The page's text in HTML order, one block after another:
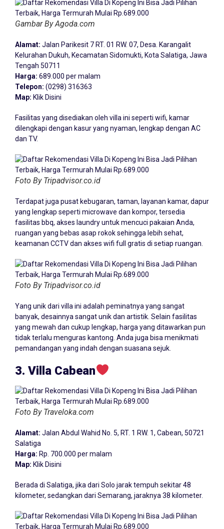
Gambar By Agoda.com
Alamat: Jalan Parikesit 7 RT. 01 RW. 07, Desa. Karangalit
Kelurahan Dukuh, Kecamatan Sidomukti, Kota Salatiga, Jawa
Tengah 50711
Harga: 689.000 per malam
Telepon: (0298) 316363
Map: Klik Disini
Fasilitas yang disediakan oleh villa ini seperti wifi, kamar
dilengkapi dengan kasur yang nyaman, lengkap dengan AC
dan TV.
Foto By Tripadvisor.co.id
Terdapat juga pusat kebugaran, taman, layanan kamar, dapur
yang lengkap seperti microwave dan kompor, tersedia
fasilitas bbq, akses laundry untuk mencuci pakaian Anda,
ruangan yang bebas asap rokok sehingga lebih sehat,
keamanan CCTV dan akses wifi full gratis di setiap ruangan.
Foto By Tripadvisor.co.id
Yang unik dari villa ini adalah peminatnya yang sangat
banyak, desainnya sangat unik dan artistik. Selain fasilitas
yang mewah dan cukup lengkap, harga yang ditawarkan pun
tidak terlalu menguras kantong. Anda juga bisa menikmati
pemandangan yang indah dengan suasana sejuk.
3. Villa Cabean
Foto By Traveloka.com
Alamat: Jalan Abdul Wahid No. 5, RT. 1 RW. 1, Cabean, 50721
Salatiga
Harga: Rp. 700.000 per malam
Map: Klik Disini
Berada di Salatiga, jika dari Solo jarak tempuh sekitar 48
kilometer, sedangkan dari Semarang, jaraknya 38 kilometer.